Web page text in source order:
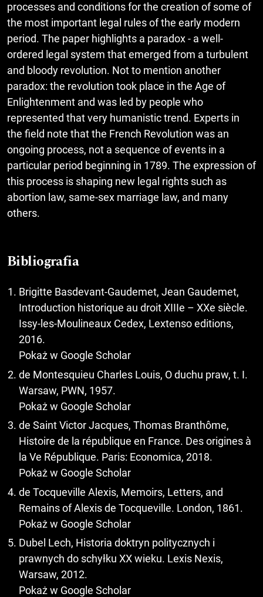
processes and conditions for the creation of some of
the most important legal rules of the early modern
period. The paper highlights a paradox - a well-
ordered legal system that emerged from a turbulent
and bloody revolution. Not to mention another
paradox: the revolution took place in the Age of
Enlightenment and was led by people who
represented that very humanistic trend. Experts in
the field note that the French Revolution was an
ongoing process, not a sequence of events in a
particular period beginning in 1789. The expression of
this process is shaping new legal rights such as
abortion law, same-sex marriage law, and many
others.
Bibliografia
Brigitte Basdevant-Gaudemet, Jean Gaudemet,
Introduction historique au droit XIIIe – XXe siècle.
Issy-les-Moulineaux Cedex, Lextenso editions,
2016.
Pokaż w Google Scholar
de Montesquieu Charles Louis, O duchu praw, t. I.
Warsaw, PWN, 1957.
Pokaż w Google Scholar
de Saint Victor Jacques, Thomas Branthôme,
Histoire de la république en France. Des origines à
la Ve République. Paris: Economica, 2018.
Pokaż w Google Scholar
de Tocqueville Alexis, Memoirs, Letters, and
Remains of Alexis de Tocqueville. London, 1861.
Pokaż w Google Scholar
Dubel Lech, Historia doktryn politycznych i
prawnych do schyłku XX wieku. Lexis Nexis,
Warsaw, 2012.
Pokaż w Google Scholar